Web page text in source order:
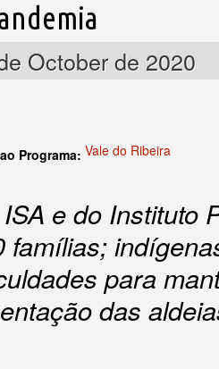
October de 2020
Programa: Vale do Ribeira
e do Instituto
famílias;
para
das